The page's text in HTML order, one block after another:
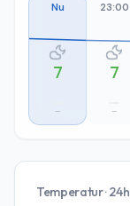
Nu
7
–
23:00
7
–
Temperatur · 24h